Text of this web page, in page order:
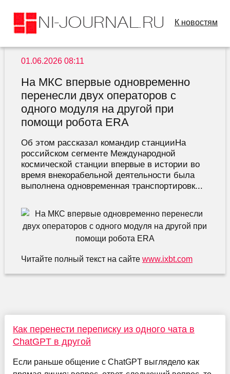
К новостям
01.06.2026 08:11
На МКС впервые одновременно
перенесли двух операторов с
одного модуля на другой при
помощи робота ERA
Об этом рассказал командир станцииНа
российском сегменте Международной
космической станции впервые в истории во
время внекорабельной деятельности была
выполнена одновременная транспортировк...
Читайте полный текст на сайте www.ixbt.com
Как перенести переписку из одного чата в
ChatGPT в другой
Если раньше общение с ChatGPT выглядело как